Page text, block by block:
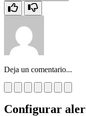
Deja un comentario...
Configurar